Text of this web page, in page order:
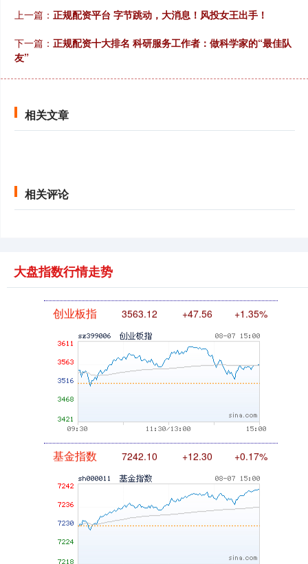
上一篇： 正规配资平台 字节跳动，大消息！风投女王出手！
下一篇： 正规配资十大排名 科研服务工作者：做科学家的“最佳队
友”
相关文章
相关评论
大盘指数行情走势
沪深300 4694.44 +43.13 +0.93%
创业板指
基金指数